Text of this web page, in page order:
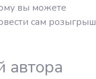
вы можете
сам розыгрыш
автора